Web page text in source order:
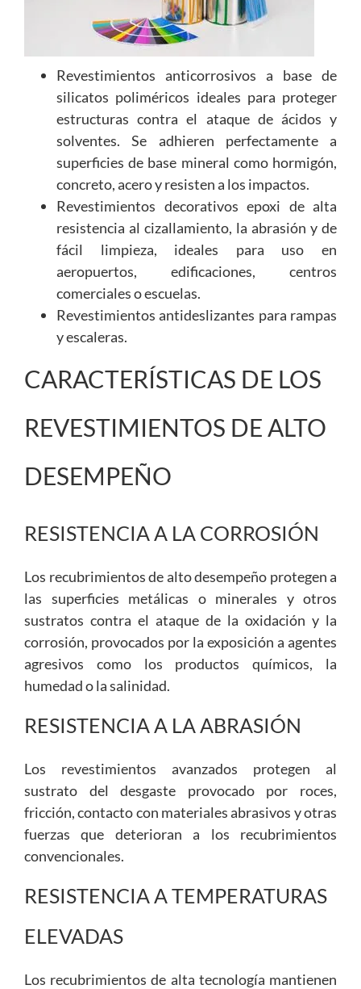
Revestimientos anticorrosivos a base de
silicatos poliméricos ideales para proteger
estructuras contra el ataque de ácidos y
solventes. Se adhieren perfectamente a
superficies de base mineral como hormigón,
concreto, acero y resisten a los impactos.
Revestimientos decorativos epoxi de alta
resistencia al cizallamiento, la abrasión y de
fácil limpieza, ideales para uso en
aeropuertos, edificaciones, centros
comerciales o escuelas.
Revestimientos antideslizantes para rampas
y escaleras.
CARACTERÍSTICAS DE LOS
REVESTIMIENTOS DE ALTO
DESEMPEÑO
RESISTENCIA A LA CORROSIÓN
Los recubrimientos de alto desempeño protegen a
las superficies metálicas o minerales y otros
sustratos contra el ataque de la oxidación y la
corrosión, provocados por la exposición a agentes
agresivos como los productos químicos, la
humedad o la salinidad.
RESISTENCIA A LA ABRASIÓN
Los revestimientos avanzados protegen al
sustrato del desgaste provocado por roces,
fricción, contacto con materiales abrasivos y otras
fuerzas que deterioran a los recubrimientos
convencionales.
RESISTENCIA A TEMPERATURAS
ELEVADAS
Los recubrimientos de alta tecnología mantienen